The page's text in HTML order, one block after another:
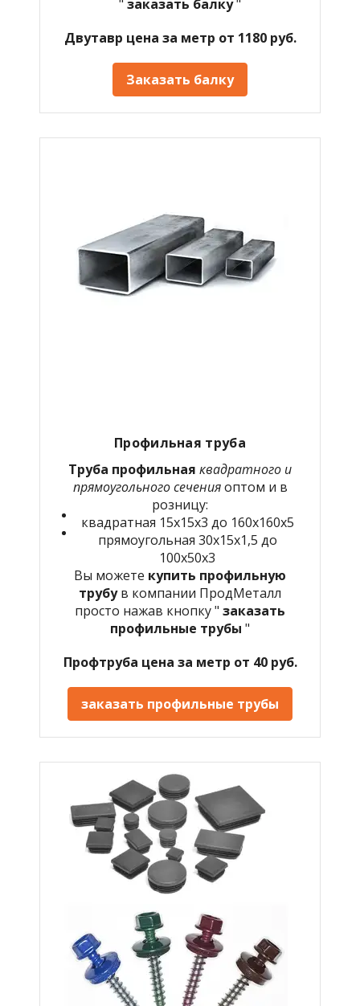
" заказать балку"
Двутавр цена за метр от 1180 руб.
Заказать балку
Профильная труба
Труба профильная квадратного и
прямоугольного сеченияоптом и в
розницу:
квадратная 15х15х3 до 160х160х5
прямоугольная 30х15х1,5 до
100х50х3
Вы можете купить профильную
трубув компании ПродМеталл
просто нажав кнопку " заказать
профильные трубы "
Профтруба цена за метр от 40 руб.
заказать профильные трубы